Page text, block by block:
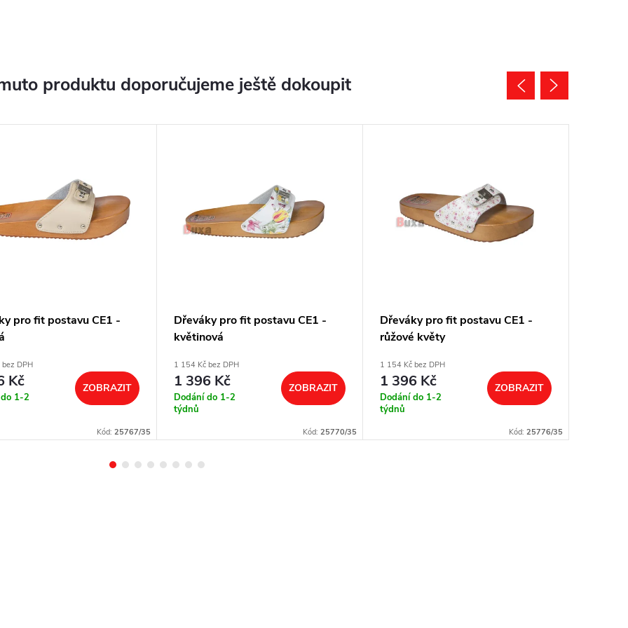
produktu doporučujeme ještě dokoupit
pro fit postavu CE1 -
DPH
Kč
1-2
ZOBRAZIT
Kód: 25767/35
Dřeváky pro fit postavu CE1 -
květinová
1 154 Kč bez DPH
1 396 Kč
Dodání do 1-2
týdnů
ZOBRAZIT
Kód: 25770/35
Dřeváky pro fit postavu CE1 -
růžové květy
1 154 Kč bez DPH
1 396 Kč
Dodání do 1-2
týdnů
ZOBRAZIT
Kód: 25776/35